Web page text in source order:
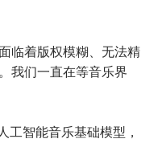
临着版权模糊、无法精
我们一直在等音乐界
智能音乐基础模型，